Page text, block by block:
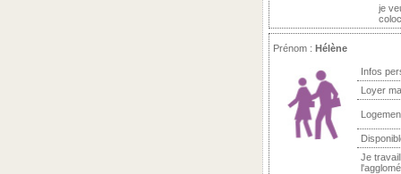
je
Prénom : Hélène
Infos
Loyer
Je